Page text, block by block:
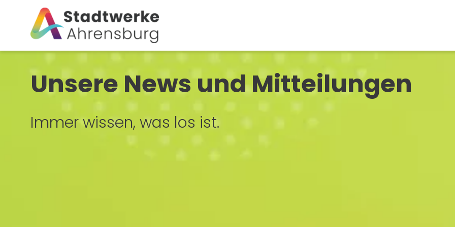
Unsere News und Mitteilungen
Immer wissen, was los ist.